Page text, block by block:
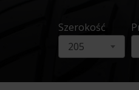
Szerokość
205